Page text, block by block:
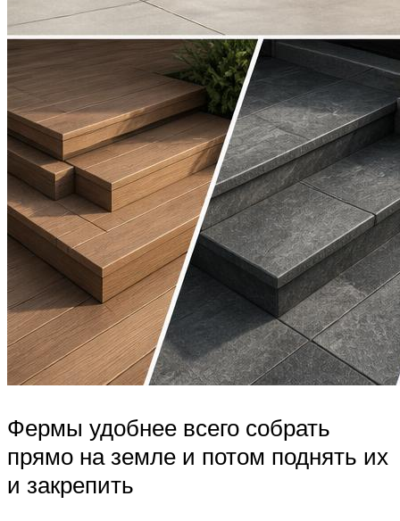
Фермы удобнее всего собрать
прямо на земле и потом поднять их
и закрепить